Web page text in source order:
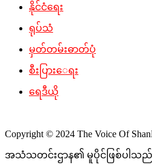
နိုင်ငံရေး
ရုပ်သံ
မှတ်တမ်းဓာတ်ပုံ
စီးပြားေရး
ရေဒီယို
Copyright © 2024 The Voice Of
အသံသတင်းဌာန၏ မူပိုင်ဖြစ်ပါသည်